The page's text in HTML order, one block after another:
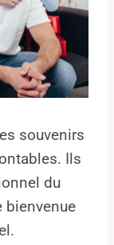
souvenirs
Ils
du
bienvenue